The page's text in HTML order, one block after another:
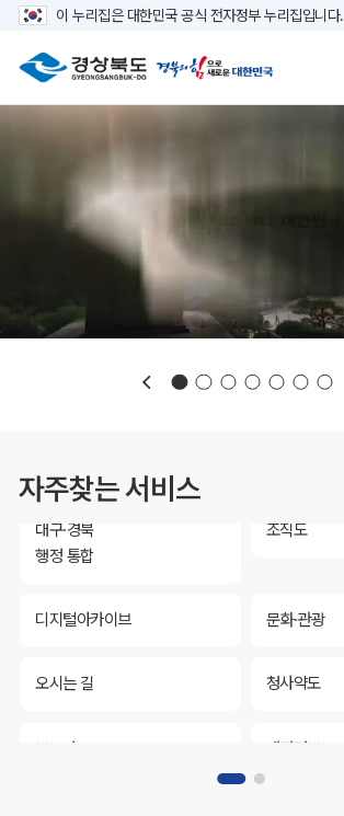
이 누리집은 대한민국 공식 전자정부 누리집입니다.
자주찾는 서비스
보도자료 재정정보
대구·경북
행정 통합
조직도
디지털아카이브 문화·관광
오시는 길 청사약도
보도자료 재정정보